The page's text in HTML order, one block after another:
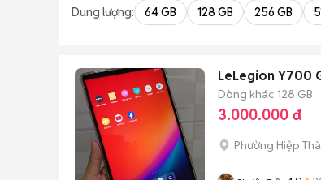
Dung lượng: 64 GB 128 GB 256 GB
LeLegion Y700
Dòng khác 128 GB
3.000.000 đ
Phường Hiệp